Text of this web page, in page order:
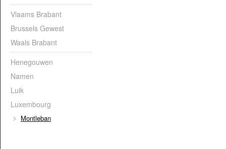
Vlaams Brabant
Brussels Gewest
Waals Brabant
Henegouwen
Namen
Luik
Luxembourg
Montleban